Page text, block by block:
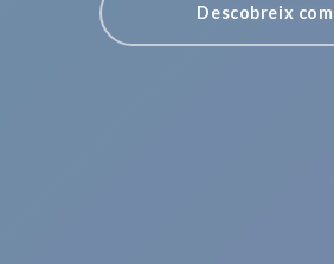
Descobreix com